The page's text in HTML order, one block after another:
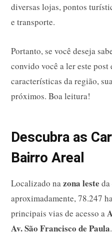
diversas lojas, pontos
e transporte.
Portanto, se você deseja
convido você a ler este
características da região,
próximos. Boa leitura!
Descubra as
Bairro Areal
Localizado nazona leste
aproximadamente, 78.247
principais vias de acesso a
Av. São Francisco de Paula.